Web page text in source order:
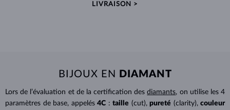
LIVRAISON >
BIJOUX EN DIAMANT
Lors de l’évaluation et de la certification desdiamants, on utilise les 4
paramètres de base, appelés 4C : taille (cut), pureté (clarity), couleur